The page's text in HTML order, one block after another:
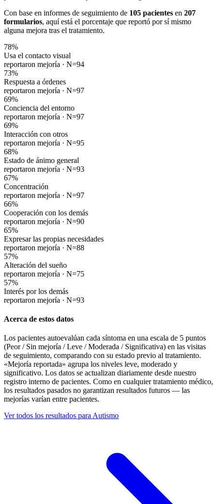
Con base en informes de seguimiento de 105 pacientes en 207
formularios, aquí está el porcentaje que reportó por sí mismo
alguna mejora tras el tratamiento.
78%
Usa el contacto visual
reportaron mejoría · N=94
73%
Respuesta a órdenes
reportaron mejoría · N=97
69%
Conciencia del entorno
reportaron mejoría · N=97
69%
Interacción con otros
reportaron mejoría · N=95
68%
Estado de ánimo general
reportaron mejoría · N=93
67%
Concentración
reportaron mejoría · N=97
66%
Cooperación con los demás
reportaron mejoría · N=90
65%
Expresar las propias necesidades
reportaron mejoría · N=88
57%
Alteración del sueño
reportaron mejoría · N=75
57%
Interés por los demás
reportaron mejoría · N=93
Acerca de estos datos
Los pacientes autoevalúan cada síntoma en una escala de 5 puntos
(Peor / Sin mejoría / Leve / Moderada / Significativa) en las visitas
de seguimiento, comparando con su estado previo al tratamiento.
«Mejoría reportada» agrupa los niveles leve, moderado y
significativo. Los datos se actualizan diariamente desde nuestro
registro interno de pacientes. Como en cualquier tratamiento médico,
los resultados pasados no garantizan resultados futuros — las
mejorías varían entre pacientes.
Ver todos los resultados para Autismo